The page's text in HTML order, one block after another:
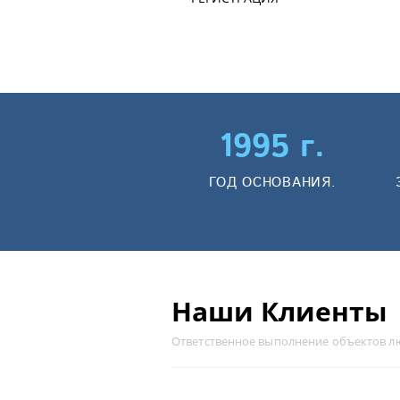
1995 г.
ГОД ОСНОВАНИЯ.
Наши Клиенты
Ответственное выполнение объектов